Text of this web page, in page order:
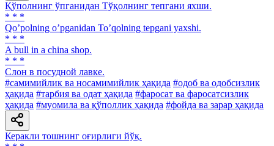
Қўполнинг ўпганидан Тўқолнинг тепгани яхши.
* * *
Qoʼpolning oʼpganidan Toʼqolning tepgani yaxshi.
* * *
A bull in a china shop.
* * *
Слон в посудной лавке.
#самимийлик ва носамимийлик ҳақида #одоб ва одобсизлик
ҳақида #тарбия ва одат ҳақида #фаросат ва фаросатсизлик
ҳақида #муомила ва қўполлик ҳақида #фойда ва зарар ҳақида
Керакли тошнинг оғирлиги йўқ.